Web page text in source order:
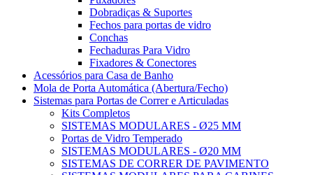
Dobradiças & Suportes
Fechos para portas de vidro
Conchas
Fechaduras Para Vidro
Fixadores & Conectores
Acessórios para Casa de Banho
Mola de Porta Automática (Abertura/Fecho)
Sistemas para Portas de Correr e Articuladas
Kits Completos
SISTEMAS MODULARES - Ø25 MM
Portas de Vidro Temperado
SISTEMAS MODULARES - Ø20 MM
SISTEMAS DE CORRER DE PAVIMENTO